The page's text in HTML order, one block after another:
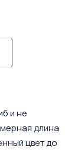
и не
длина
цвет до